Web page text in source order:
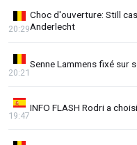
Choc d'ouverture: Still
Anderlecht
20:29
Senne Lammens fixé sur
20:21
INFO FLASH Rodri a
19:47